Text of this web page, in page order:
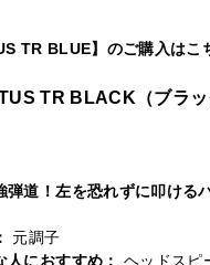
TR BLUE】のご購入はこ
TR BLACK（ブラッ
弾道！左を恐れずに叩ける
元調子
におすすめ：
ヘッドスピ